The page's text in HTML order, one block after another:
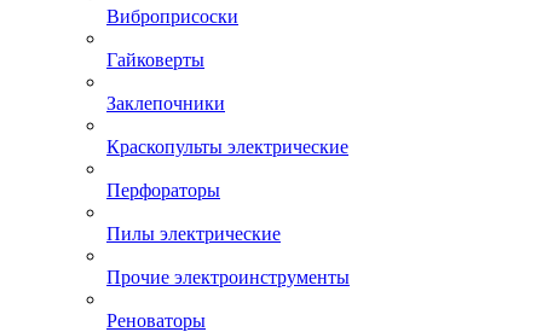
Виброприсоски
Гайковерты
Заклепочники
Краскопульты электрические
Перфораторы
Пилы электрические
Прочие электроинструменты
Реноваторы